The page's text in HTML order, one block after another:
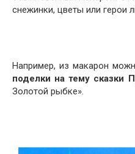
снежинки, цветы или герои
Например, из макарон
поделки на тему сказки
Золотой рыбке».